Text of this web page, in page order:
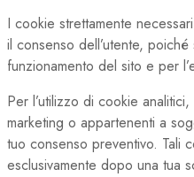
I cookie strettamente
il consenso dell’utente,
funzionamento del sito e per
Per l’utilizzo di cookie
marketing o appartenenti a
tuo consenso preventivo. Tali
esclusivamente dopo una tua